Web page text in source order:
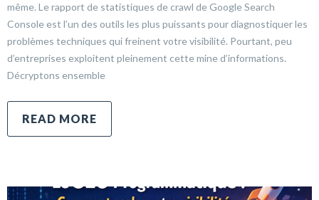
même. Le rapport de statistiques de crawl de Google Search
Console est l’un des outils les plus puissants pour diagnostiquer les
problèmes techniques qui freinent votre visibilité. Pourtant, peu
d’entreprises exploitent pleinement cette mine d’informations.
Décryptons ensemble
READ MORE